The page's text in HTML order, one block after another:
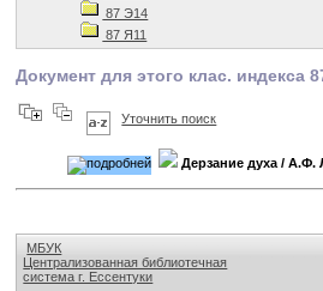
87 Э14
87 Я11
Документ для этого клас. индекса
Уточнить поиск
Дерзание духа / А.Ф.
МБУК
Централизованная библиотечная
система г. Ессентуки